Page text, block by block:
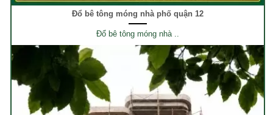
Đổ bê tông móng nhà phố quận 12
Đổ bê tông móng nhà ..